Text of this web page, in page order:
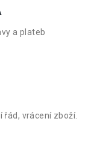
a plateb
řád, vrácení zboží.